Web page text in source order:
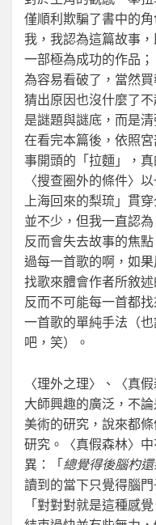
僅順利欺騙了書中的
我，我認為這篇故事
一部極為成功的作品
為容易看破了，當然
猜出原因也沒什麼了
是謎題與謎底，而是
在看完本篇後，依照
事開頭的「拉麵」，
〈搜查圈外的條件〉
上海回來的梨琉」貫
並不少，但我一直認
反而會失去故事的焦
過每一首歌的啊，如
找歌來體會作者所敘
反而不可能每一首都
一首歌的單純手法（
吧，笑）。
〈理外之理〉、〈真
大師興趣的廣泛，不
美術的研究，說來都
研究。〈真假森林〉
異：「 總覺得後腦杓
讀到的當下只覺得腦
「對對對就是這種感